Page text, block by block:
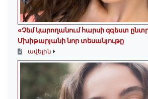
«Չեմ կարողանում հարսի զգեստ
Մխիթարյանի նոր տեսանյութը
ավելին